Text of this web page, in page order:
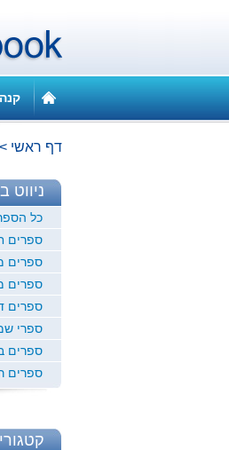
דף ראשי >
ניווט
כל
ספרים
ספרים
ספרים
ספרים
ספרי
ספרים
ספרים